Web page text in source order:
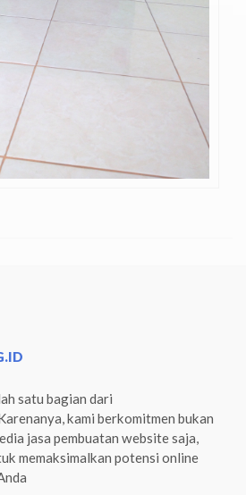
satu bagian dari
kami berkomitmen bukan
jasa pembuatan website saja,
memaksimalkan potensi online